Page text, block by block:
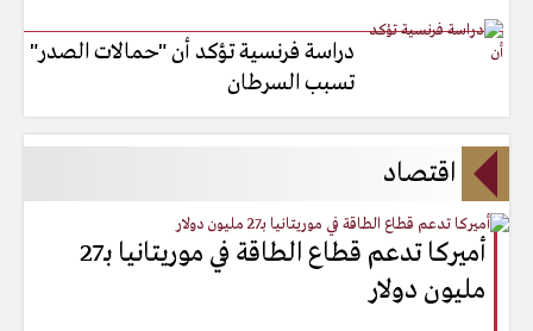
دراسة فرنسية تؤكد أن "حمالات الصدر"
تسبب السرطان
اقتصاد
أميركا تدعم قطاع الطاقة في موريتانيا بـ27
مليون دولار